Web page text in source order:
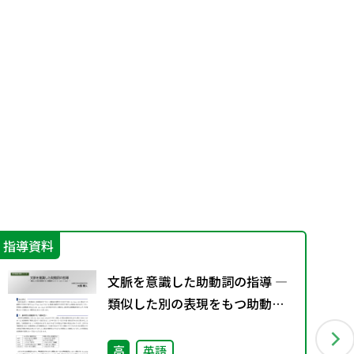
指導資料
文脈を意識した助動詞の指導 ―
類似した別の表現をもつ助動詞